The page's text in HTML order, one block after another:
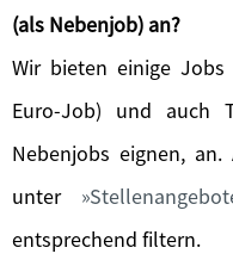
(als Nebenjob) an?
Wir bieten einige Jobs
Euro-Job) und auch
Nebenjobs eignen,
unter
entsprechend filtern.